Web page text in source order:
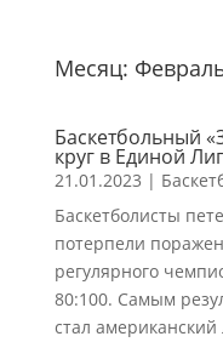
Месяц:
Баскетбольный
круг в Единой
21.01.2023 |
Баскетболисты
потерпели
регулярного
80:100. Самым
стал